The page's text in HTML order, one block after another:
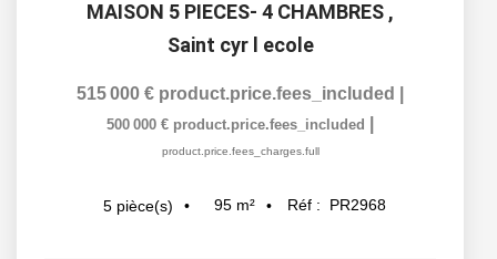
MAISON 5 PIECES- 4 CHAMBRES ,
Saint cyr l ecole
515 000 € product.price.fees_included
500 000 € product.price.fees_included
product.price.fees_charges.full
5 pièce(s) 95 m² Réf : PR2968